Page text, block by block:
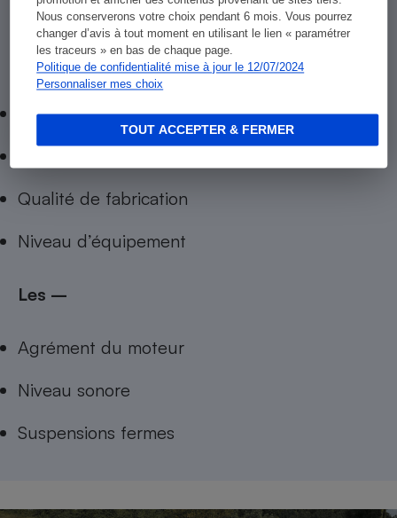
Nous conserverons votre choix pendant 6 mois. Vous pourrez
changer d’avis à tout moment en utilisant le lien « paramétrer
les traceurs » en bas de chaque page.
Politique de confidentialité mise à jour le 12/07/2024
Personnaliser mes choix
TOUT ACCEPTER & FERMER
Les +
Habitabilité
Qualité de fabrication
Niveau d’équipement
Les –
Agrément du moteur
Niveau sonore
Suspensions fermes